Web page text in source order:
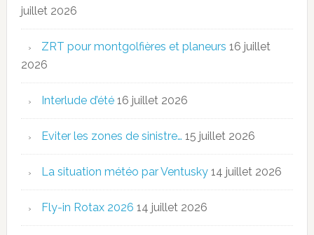
juillet 2026
ZRT pour montgolfières et planeurs 16 juillet
2026
Interlude d’été 16 juillet 2026
Eviter les zones de sinistre… 15 juillet 2026
La situation météo par Ventusky 14 juillet 2026
Fly-in Rotax 2026 14 juillet 2026